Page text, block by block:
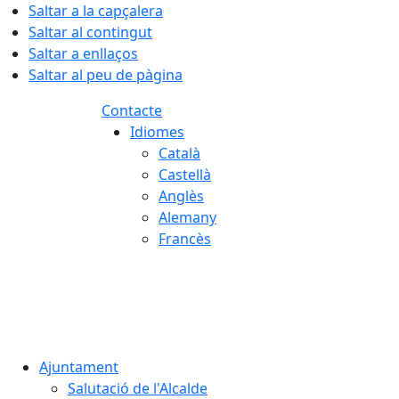
Saltar a la capçalera
Saltar al contingut
Saltar a enllaços
Saltar al peu de pàgina
Contacte
Idiomes
Català
Castellà
Anglès
Alemany
Francès
Ajuntament
Salutació de l'Alcalde